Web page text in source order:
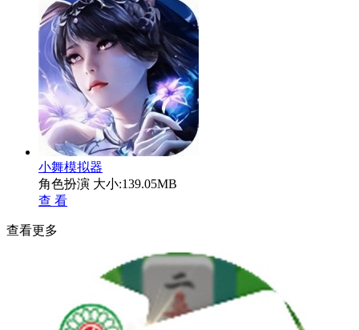
小舞模拟器
角色扮演 大小:139.05MB
查 看
查看更多